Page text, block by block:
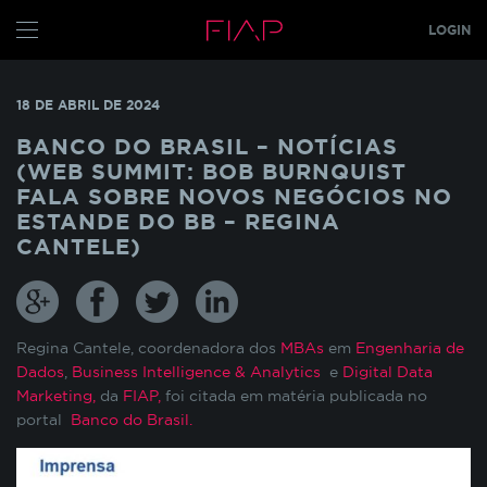
LOGIN
GRADUAÇÃO
MBA sTECH
GLOBAL MBAs
PÓS TECH
FIAP ON
FIAP EMPRESAS
FIAP
ALUN
18 DE ABRIL DE 2024
BANCO DO BRASIL – NOTÍCIAS
(WEB SUMMIT: BOB BURNQUIST
FALA SOBRE NOVOS NEGÓCIOS NO
ESTANDE DO BB – REGINA
CANTELE)
Regina Cantele, coordenadora dos MBAs em Engenharia de
Dados Business Intelligence & Analytics e Digital Data
Marketing, da FIAP, foi citada em matéria publicada no
portal Banco do Brasil.
Pensando em nossos alunos, fazemos o uso de
cookies para melhorar a experiência de
navegação em nosso site e otimizar
constantemente os nossos serviços. Os cookies
armazenam temporariamente algumas
informações básicas da sua interação com as
Estes cookies não podem ser desativados pois
são necessários para que o site funcione
com a realização de login no Portal do Aluno, o